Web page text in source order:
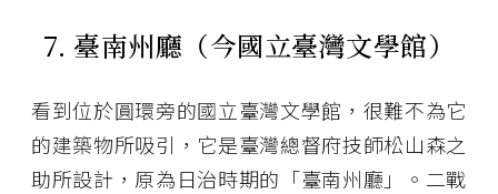
7. 臺南州廳（今國立臺灣文學館）
看到位於圓環旁的國立臺灣文學館，很難不為它
的建築物所吸引，它是臺灣總督府技師松山森之
助所設計，原為日治時期的「臺南州廳」。二戰